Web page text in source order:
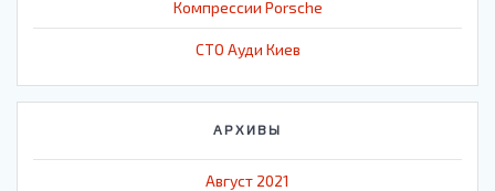
Компрессии Porsche
СТО Ауди Киев
АРХИВЫ
Август 2021